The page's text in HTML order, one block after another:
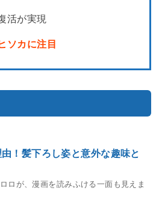
活が実現
ソカに注目
！髪下ろし姿と意外な趣味と
ロが、漫画を読みふける一面も見えま